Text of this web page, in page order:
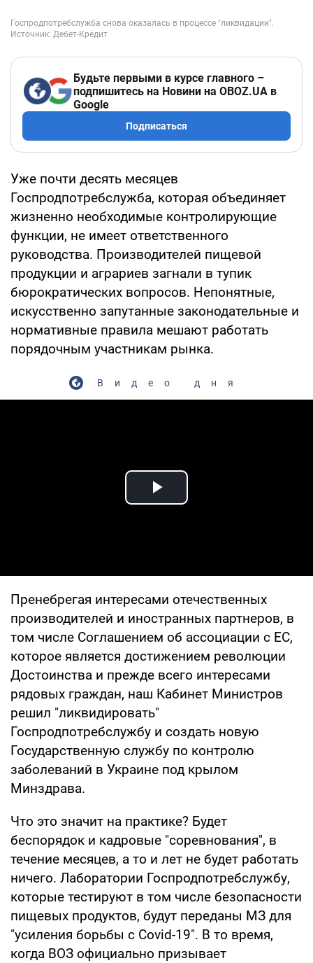
Будьте первыми в курсе главного –
подпишитесь на Новини на OBOZ.UA в
Google
Подписаться
Уже почти десять месяцев
Госпродпотребслужба, которая объединяет
жизненно необходимые контролирующие
функции, не имеет ответственного
руководства. Производителей пищевой
продукции и аграриев загнали в тупик
бюрократических вопросов. Непонятные,
искусственно запутанные законодательные и
нормативные правила мешают работать
порядочным участникам рынка.
Видео дня
Play Video
Пренебрегая интересами отечественных
производителей и иностранных партнеров, в
том числе Соглашением об ассоциации с ЕС,
которое является достижением революции
Достоинства и прежде всего интересами
рядовых граждан, наш Кабинет Министров
решил "ликвидировать"
Госпродпотребслужбу и создать новую
Государственную службу по контролю
заболеваний в Украине под крылом
Минздрава.
Что это значит на практике? Будет
беспорядок и кадровые "соревнования", в
течение месяцев, а то и лет не будет работать
ничего. Лаборатории Госпродпотребслужбу,
которые тестируют в том числе безопасности
пищевых продуктов, будут переданы МЗ для
"усиления борьбы с Covid-19". В то время,
когда ВОЗ официально призывает